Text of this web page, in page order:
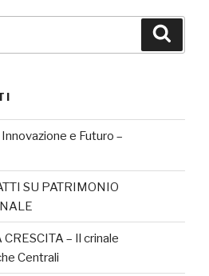
e Futuro –
SU PATRIMONIO
– Il crinale
Centrali